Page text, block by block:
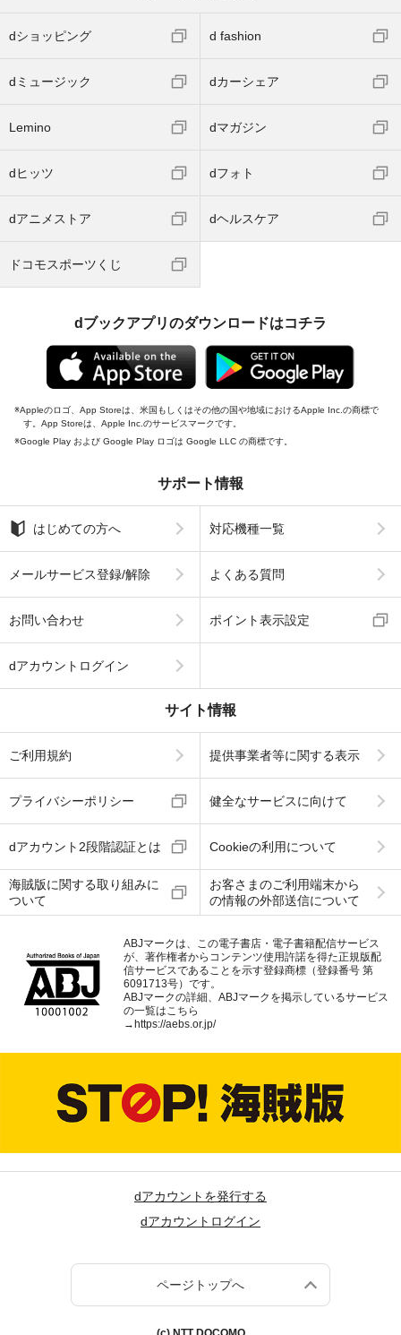
dショッピング d fashion
dミュージック dカーシェア
Lemino dマガジン
dヒッツ dフォト
dアニメストア dヘルスケア
ドコモスポーツくじ
dブックアプリのダウンロードはコチラ
Appleのロゴ、App Storeは、米国もしくはその他の国や地域におけるApple Inc.の商標で
す。App Storeは、Apple Inc.のサービスマークです。
Google Play および Google Play ロゴは Google LLC の商標です。
サポート情報
はじめての方へ 対応機種一覧
メールサービス登録/解除 よくある質問
お問い合わせ ポイント表示設定
dアカウントログイン
サイト情報
ご利用規約 提供事業者等に関する表示
プライバシーポリシー 健全なサービスに向けて
dアカウント2段階認証とは Cookieの利用について
海賊版に関する取り組みに
ついて
お客さまのご利用端末から
の情報の外部送信について
ABJマークは、この電子書店・電子書籍配信サービス
が、著作権者からコンテンツ使用許諾を得た正規版配
信サービスであることを示す登録商標（登録番号 第
6091713号）です。
ABJマークの詳細、ABJマークを掲示しているサービス
の一覧はこちら
→ https://aebs.or.jp/
dアカウントを発行する
dアカウントログイン
ページトップへ